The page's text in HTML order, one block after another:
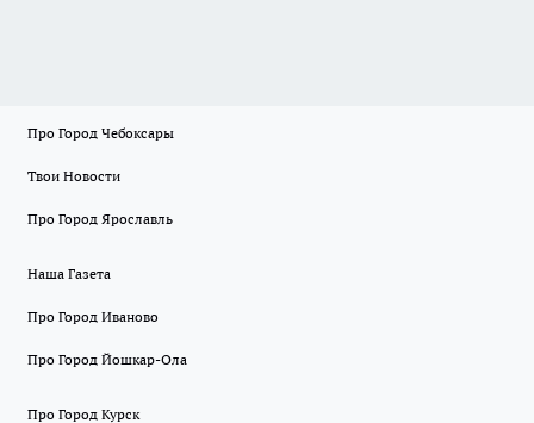
Про Город Чебоксары
Твои Новости
Про Город Ярославль
Наша Газета
Про Город Иваново
Про Город Йошкар-Ола
Про Город Курск